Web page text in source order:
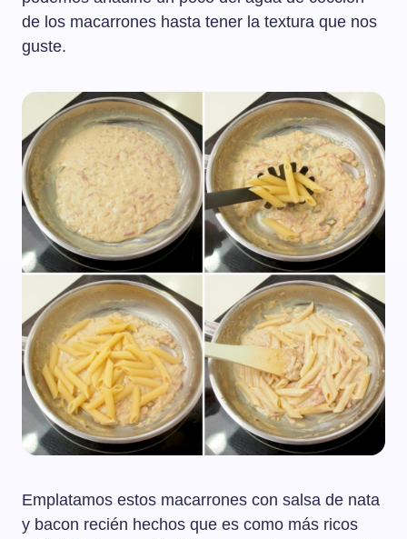
de los macarrones hasta tener la textura que nos
guste.
Emplatamos estos macarrones con salsa de nata
y bacon recién hechos que es como más ricos